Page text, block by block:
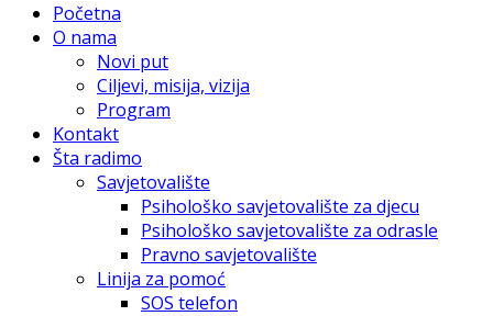
Početna
O nama
Novi put
Ciljevi, misija, vizija
Program
Kontakt
Šta radimo
Savjetovalište
Psihološko savjetovalište za djecu
Psihološko savjetovalište za odrasle
Pravno savjetovalište
Linija za pomoć
SOS telefon